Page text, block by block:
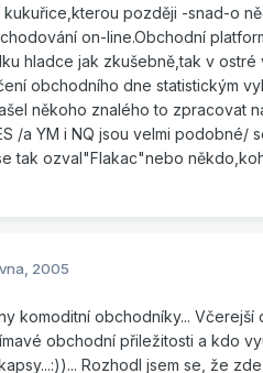
kukuřice,kterou později -snad-o
on-line.Obchodní
hladce jak zkušebně,tak v
obchodního dne statistickým
někoho znalého to zpracovat
/a YM i NQ jsou velmi
tak ozval"Flakac"nebo
2005
komoditní obchodníky...
obchodní přiležitosti a kdo
Rozhodl jsem se, že